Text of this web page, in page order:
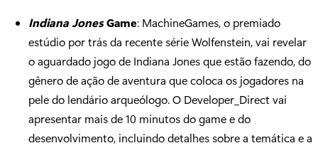
Indiana JonesGame: MachineGames, o premiado
estúdio por trás da recente série Wolfenstein, vai revelar
o aguardado jogo de Indiana Jones que estão fazendo, do
gênero de ação de aventura que coloca os jogadores na
pele do lendário arqueólogo. O Developer_Direct vai
apresentar mais de 10 minutos do game e do
desenvolvimento, incluindo detalhes sobre a temática e a